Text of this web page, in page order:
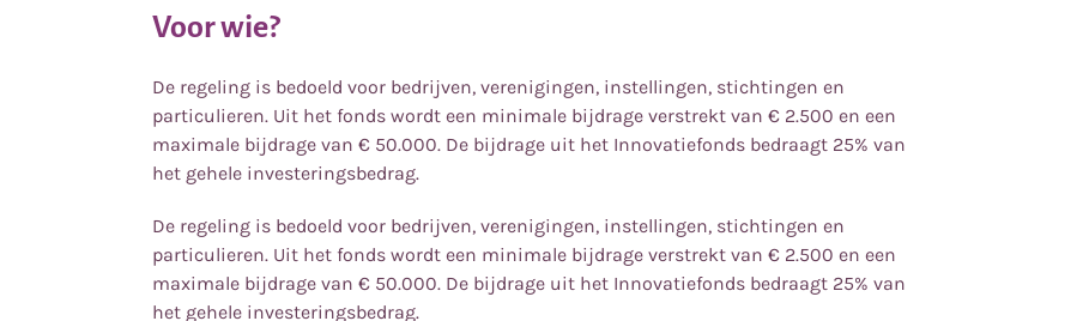
Voor wie?
De regeling is bedoeld voor bedrijven, verenigingen, instellingen, stichtingen en
particulieren. Uit het fonds wordt een minimale bijdrage verstrekt van € 2.500 en een
maximale bijdrage van € 50.000. De bijdrage uit het Innovatiefonds bedraagt 25% van
het gehele investeringsbedrag.
De regeling is bedoeld voor bedrijven, verenigingen, instellingen, stichtingen en
particulieren. Uit het fonds wordt een minimale bijdrage verstrekt van € 2.500 en een
maximale bijdrage van € 50.000. De bijdrage uit het Innovatiefonds bedraagt 25% van
het gehele investeringsbedrag.